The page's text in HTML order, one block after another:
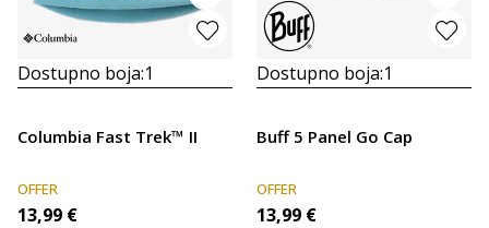
Dostupno boja:1
Columbia Fast Trek™ II
OFFER
13,99 €
Dostupno boja:1
Buff 5 Panel Go Cap
OFFER
13,99 €